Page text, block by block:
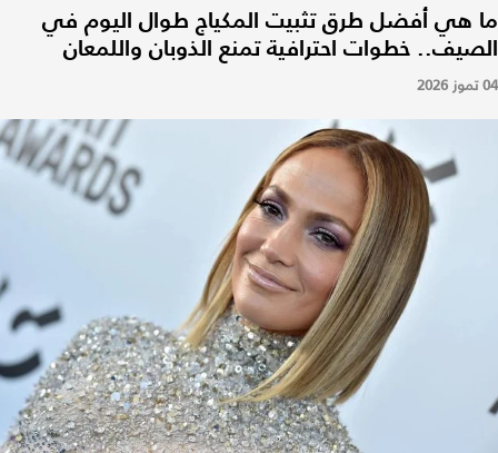
ما هي أفضل طرق تثبيت المكياج طوال اليوم في
الصيف.. خطوات احترافية تمنع الذوبان واللمعان
04 تموز 2026